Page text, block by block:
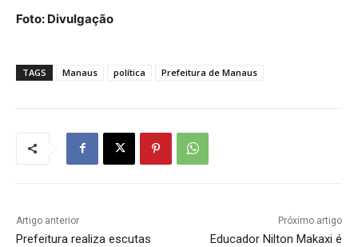
Foto: Divulgação
TAGS Manaus política Prefeitura de Manaus
Artigo anterior
Prefeitura realiza escutas
Próximo artigo
Educador Nilton Makaxi é